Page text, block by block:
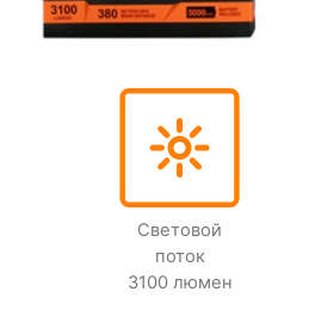
Световой
поток
3100 люмен